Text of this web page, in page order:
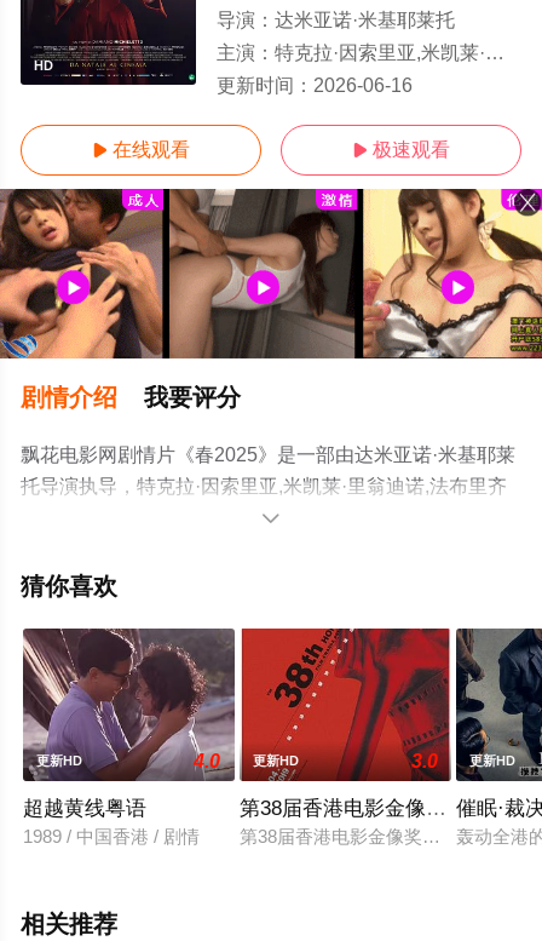
HD
导演： 达米亚诺·米基耶莱托
主演： 特克拉·因索里亚,米凯莱·里翁迪诺,法布里齐亚·萨基,安德里亚·彭纳基,瓦伦蒂娜·贝莱,斯特凡诺·阿科尔西,希尔德加
更新时间： 2026-06-16
 在线观看  极速观看
剧情介绍 我要评分
飘花电影网剧情片《春2025》是一部由达米亚诺·米基耶莱
托导演执导，特克拉·因索里亚,米凯莱·里翁迪诺,法布里齐
亚·萨基,安德里亚·彭纳基,瓦伦蒂娜·贝莱,斯特凡诺·阿科尔
利 / 法国电影，手机免费观看高清未删减完整版电影大全就
剧情网等平台了解。

猜你喜欢
更新HD 4.0
超越黄线粤语
1989 / 中国香港 / 剧情
更新HD 3.0
第38届香港电影金像奖颁奖典礼
第38届香港电影金像奖是为表彰表扬
更新HD
催眠·裁
轰动全港
相关推荐